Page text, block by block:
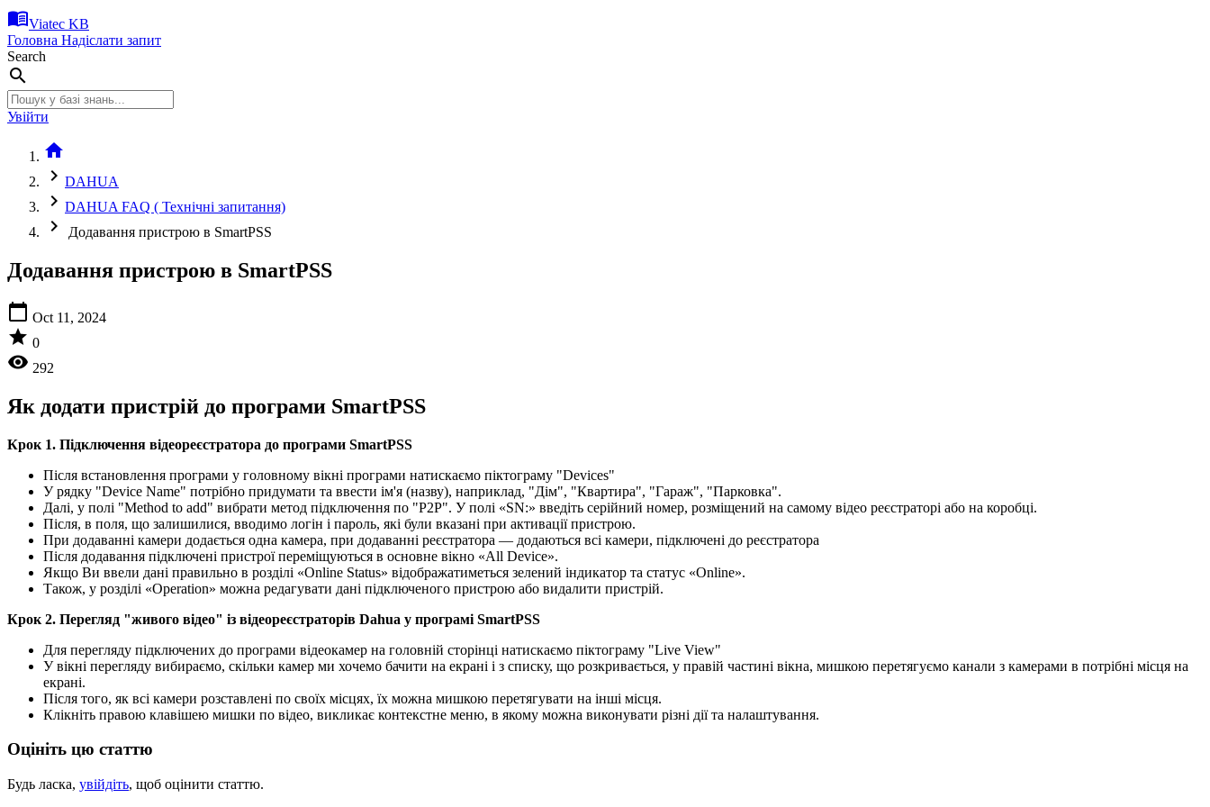
menu_bookViatec KB
Головна Надіслати запит
Search
search
Увійти
home
chevron_right DAHUA
chevron_right DAHUA FAQ ( Технічні запитання)
chevron_right Додавання пристрою в SmartPSS
Додавання пристрою в SmartPSS
calendar_today Oct 11, 2024
star 0
visibility 292
Як додати пристрій до програми SmartPSS
Крок 1. Підключення відеореєстратора до програми SmartPSS
Після встановлення програми у головному вікні програми натискаємо піктограму "Devices"
У рядку "Device Name" потрібно придумати та ввести ім'я (назву), наприклад, "Дім", "Квартира", "Гараж", "Парковка".
Далі, у полі "Method to add" вибрати метод підключення по "P2P". У полі «SN:» введіть серійний номер, розміщений на самому відео реєстраторі або на коробці.
Після, в поля, що залишилися, вводимо логін і пароль, які були вказані при активації пристрою.
При додаванні камери додається одна камера, при додаванні реєстратора — додаються всі камери, підключені до реєстратора
Після додавання підключені пристрої переміщуються в основне вікно «All Device».
Якщо Ви ввели дані правильно в розділі «Online Status» відображатиметься зелений індикатор та статус «Online».
Також, у розділі «Operation» можна редагувати дані підключеного пристрою або видалити пристрій.
Крок 2. Перегляд "живого відео" із відеореєстраторів Dahua у програмі SmartPSS
Для перегляду підключених до програми відеокамер на головній сторінці натискаємо піктограму "Live View"
У вікні перегляду вибираємо, скільки камер ми хочемо бачити на екрані і з списку, що розкривається, у правій частині вікна, мишкою перетягуємо канали з камерами в потрібні місця на
екрані.
Після того, як всі камери розставлені по своїх місцях, їх можна мишкою перетягувати на інші місця.
Клікніть правою клавішею мишки по відео, викликає контекстне меню, в якому можна виконувати різні дії та налаштування.
Оцініть цю статтю
Будь ласка, увійдіть, щоб оцінити статтю.